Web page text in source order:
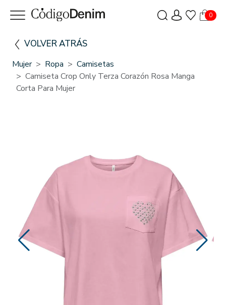
0
VOLVER ATRÁS
Mujer Ropa
Camisetas
Camiseta Crop Only Terza Corazón Rosa Manga
Corta Para Mujer